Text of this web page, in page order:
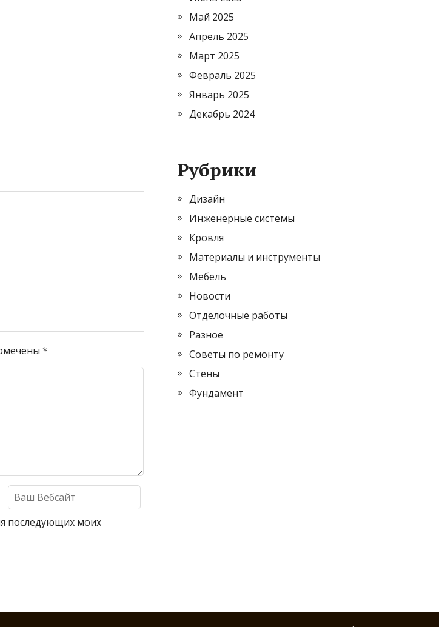
*
последующих моих
Май 2025
Апрель 2025
Март 2025
Февраль 2025
Январь 2025
Декабрь 2024
Рубрики
Дизайн
Инженерные системы
Кровля
Материалы и инструменты
Мебель
Новости
Отделочные работы
Разное
Советы по ремонту
Стены
Фундамент